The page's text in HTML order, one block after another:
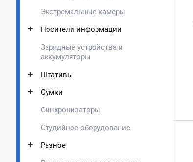
Экстремальные камеры
Носители информации
Зарядные устройства и
аккумуляторы
Штативы
Сумки
Синхронизаторы
Студийное оборудование
Разное